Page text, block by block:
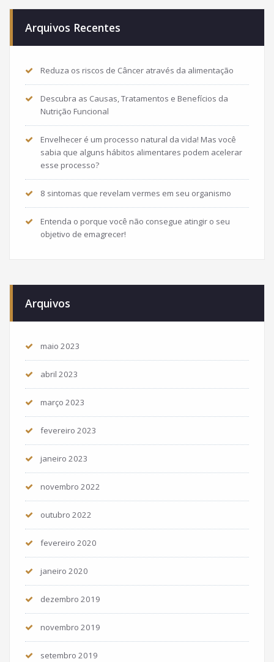
Arquivos Recentes
Reduza os riscos de Câncer através da alimentação
Descubra as Causas, Tratamentos e Benefícios da
Nutrição Funcional
Envelhecer é um processo natural da vida! Mas você
sabia que alguns hábitos alimentares podem acelerar
esse processo?
8 sintomas que revelam vermes em seu organismo
Entenda o porque você não consegue atingir o seu
objetivo de emagrecer!
Arquivos
maio 2023
abril 2023
março 2023
fevereiro 2023
janeiro 2023
novembro 2022
outubro 2022
fevereiro 2020
janeiro 2020
dezembro 2019
novembro 2019
setembro 2019